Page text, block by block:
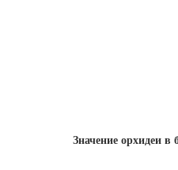
Значение орхидеи в